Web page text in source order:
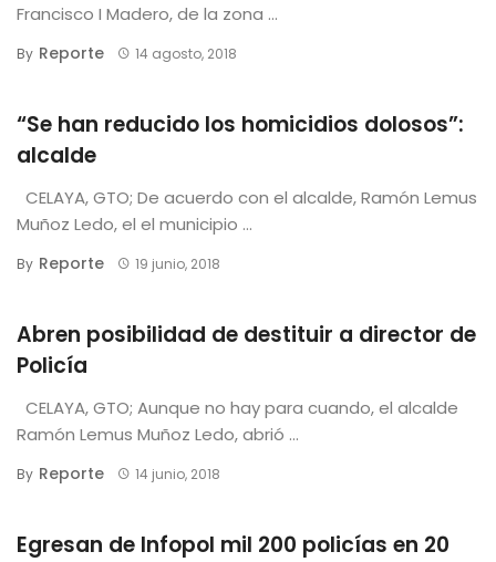
Francisco I Madero, de la zona ...
By Reporte 14 agosto, 2018
“Se han reducido los homicidios dolosos”:
alcalde
CELAYA, GTO; De acuerdo con el alcalde, Ramón Lemus
Muñoz Ledo, el el municipio ...
By Reporte 19 junio, 2018
Abren posibilidad de destituir a director de
Policía
CELAYA, GTO; Aunque no hay para cuando, el alcalde
Ramón Lemus Muñoz Ledo, abrió ...
By Reporte 14 junio, 2018
Egresan de Infopol mil 200 policías en 20